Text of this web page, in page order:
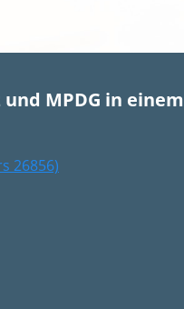
MPDG in einem
26856)